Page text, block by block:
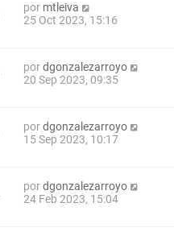
por mtleiva
25 Oct 2023, 15:16
pordgonzalezarroyo
20 Sep 2023, 09:35
pordgonzalezarroyo
15 Sep 2023, 10:17
pordgonzalezarroyo
24 Feb 2023, 15:04